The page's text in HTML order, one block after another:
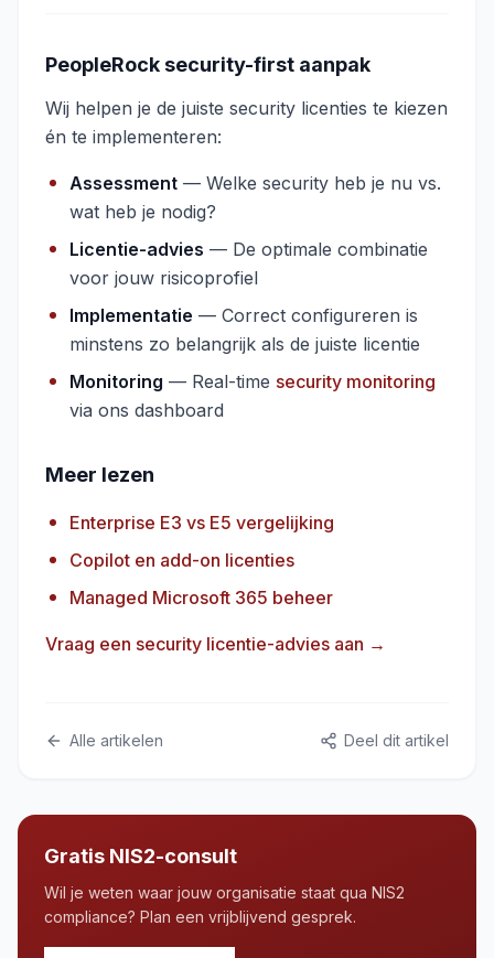
PeopleRock security-first aanpak
Wij helpen je de juiste security licenties te kiezen
én te implementeren:
Assessment — Welke security heb je nu vs.
wat heb je nodig?
Licentie-advies — De optimale combinatie
voor jouw risicoprofiel
Implementatie — Correct configureren is
minstens zo belangrijk als de juiste licentie
Monitoring — Real-time security monitoring
via ons dashboard
Meer lezen
Enterprise E3 vs E5 vergelijking
Copilot en add-on licenties
Managed Microsoft 365 beheer
Vraag een security licentie-advies aan →
Alle artikelen Deel dit artikel
Gratis NIS2-consult
Wil je weten waar jouw organisatie staat qua NIS2
compliance? Plan een vrijblijvend gesprek.